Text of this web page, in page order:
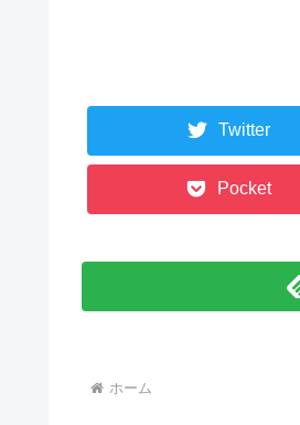
Twitter
Pocket
ホーム